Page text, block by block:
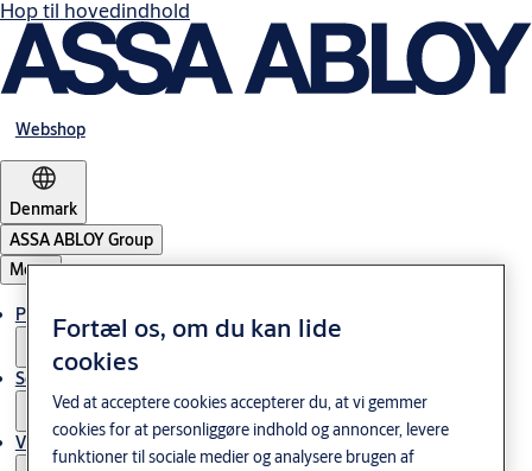
Hop til hovedindhold
Webshop
Denmark
ASSA ABLOY Group
Menu
Produkter og løsninger
Service
Viden og cases
Fortæl os, om du kan lide
cookies
Ved at acceptere cookies accepterer du, at vi gemmer
cookies for at personliggøre indhold og annoncer, levere
funktioner til sociale medier og analysere brugen af